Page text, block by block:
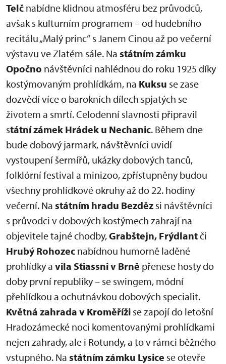
Telč nabídne klidnou atmosféru bez průvodců,
avšak s kulturním programem – od hudebního
recitálu „Malý princ“ s Janem Cinou až po večerní
výstavu ve Zlatém sále. Na státním zámku
Opočno návštěvníci nahlédnou do roku 1925 díky
kostýmovaným prohlídkám, na Kuksu se zase
dozvědí více o barokních dílech spjatých se
životem a smrtí. Celodenní slavnosti připravil
státní zámek Hrádek u Nechanic. Během dne
bude dobový jarmark, návštěvníci uvidí
vystoupení šermířů, ukázky dobových tanců,
folklórní festival a minizoo, zpřístupněny budou
všechny prohlídkové okruhy až do 22. hodiny
večerní. Na státním hradu Bezděz si návštěvníci
s průvodci v dobových kostýmech zahrají na
objevitele tajné chodby,Grabštejn, Frýdlantči
Hrubý Rohozec nabídnou humorně laděné
prohlídky a vila Stiassni v Brně přenese hosty do
doby první republiky – se swingem, módní
přehlídkou a ochutnávkou dobových specialit.
Květná zahrada v Kroměříži se zapojí do letošní
Hradozámecké noci komentovanými prohlídkami
nejen zahrady, ale i Rotundy, a to v rámci běžného
vstupného. Na státním zámku Lysice se otevře